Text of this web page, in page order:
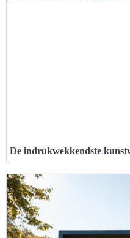
De indrukwekkendste